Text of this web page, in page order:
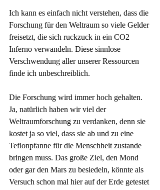
Ich kann es einfach nicht verstehen, dass die
Forschung für den Weltraum so viele Gelder
freisetzt, die sich ruckzuck in ein CO2
Inferno verwandeln. Diese sinnlose
Verschwendung aller unserer Ressourcen
finde ich unbeschreiblich.
Die Forschung wird immer hoch gehalten.
Ja, natürlich haben wir viel der
Weltraumforschung zu verdanken, denn sie
kostet ja so viel, dass sie ab und zu eine
Teflonpfanne für die Menschheit zustande
bringen muss. Das große Ziel, den Mond
oder gar den Mars zu besiedeln, könnte als
Versuch schon mal hier auf der Erde getestet